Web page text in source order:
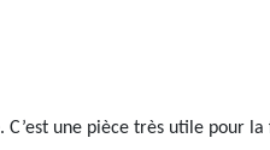
une pièce très utile pour